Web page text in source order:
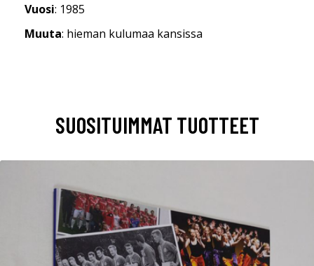
Vuosi: 1985
Muuta: hieman kulumaa kansissa
SUOSITUIMMAT TUOTTEET